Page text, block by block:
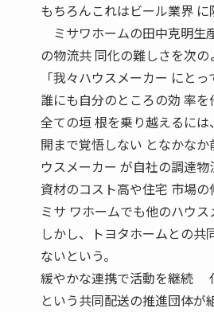
もちろんこれはビール業界 に
ミサワホームの田中克明生
の物流共 同化の難しさを次の
「我々ハウスメーカー にとっ
誰にも自分のところの効 率を
全ての垣 根を乗り越えるに
開まで覚悟しない となかな
ウスメーカー が自社の調達
資材のコスト高や住宅 市場の
ミサ ワホームでも他のハウ
しかし、トヨタホームとの
ないという。
緩やかな連携で活動を継続
という共同配送の推進団体が